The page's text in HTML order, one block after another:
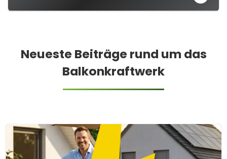
Neueste Beiträge rund um das
Balkonkraftwerk